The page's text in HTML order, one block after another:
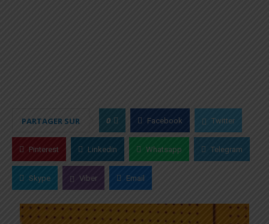
PARTAGER SUR 0 Facebook Twitter
Pinterest Linkedin Whatsapp Telegram
Skype Viber Email